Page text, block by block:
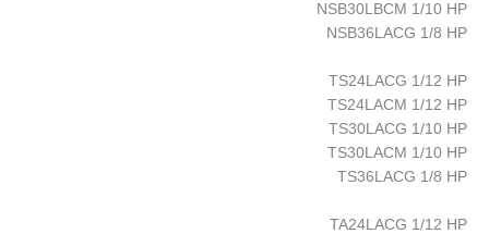
NSB30LBCM 1/10 HP
NSB36LACG 1/8 HP
TS24LACG 1/12 HP
TS24LACM 1/12 HP
TS30LACG 1/10 HP
TS30LACM 1/10 HP
TS36LACG 1/8 HP
TA24LACG 1/12 HP